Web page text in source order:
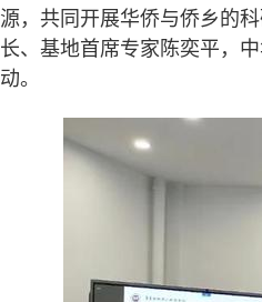
源，共同开展华侨与侨乡的
长、基地首席专家陈奕平，
动。